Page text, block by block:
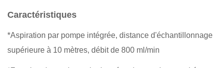
Caractéristiques
*Aspiration par pompe intégrée, distance d'échantillonnage
supérieure à 10 mètres, débit de 800 ml/min